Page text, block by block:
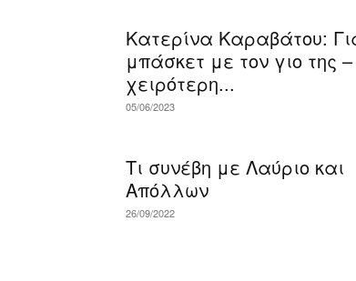
Κατερίνα Καραβάτου:
μπάσκετ με τον γιο της
χειρότερη...
05/06/2023
Τι συνέβη με Λαύριο και
Απόλλων
26/09/2022